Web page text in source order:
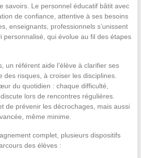
savoirs. Le personnel éducatif bâtit avec
de confiance, attentive à ses besoins
enseignants, professionnels s’unissent
personnalisé, qui évolue au fil des étapes
un référent aide l’élève à clarifier ses
des risques, à croiser les disciplines.
du quotidien : chaque difficulté,
lors de rencontres régulières.
de prévenir les décrochages, mais aussi
même minime.
complet, plusieurs dispositifs
des élèves :